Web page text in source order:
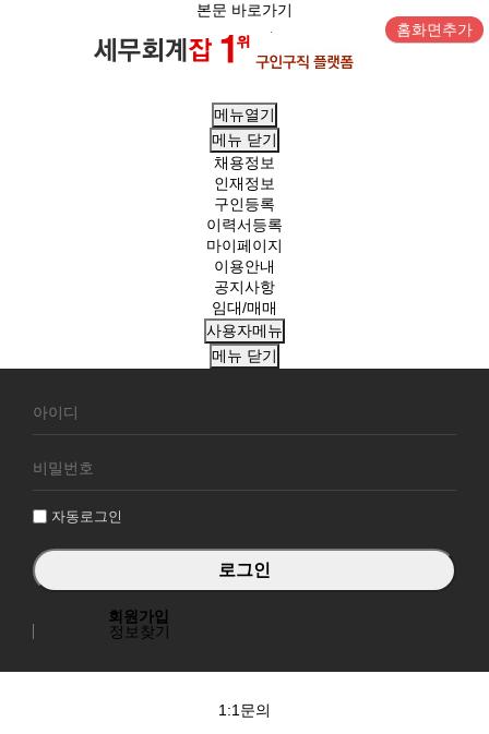
본문 바로가기
홈화면추가
메뉴열기
메뉴 닫기
채용정보
인재정보
구인등록
이력서등록
마이페이지
이용안내
공지사항
임대/매매
사용자메뉴
메뉴 닫기
원
그
자동로그인
회원가입
정보찾기
1:1문의